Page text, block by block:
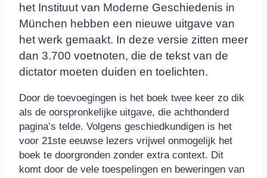
het Instituut van Moderne Geschiedenis in
München hebben een nieuwe uitgave van
het werk gemaakt. In deze versie zitten meer
dan 3.700 voetnoten, die de tekst van de
dictator moeten duiden en toelichten.
Door de toevoegingen is het boek twee keer zo dik
als de oorspronkelijke uitgave, die achthonderd
pagina’s telde. Volgens geschiedkundigen is het
voor 21ste eeuwse lezers vrijwel onmogelijk het
boek te doorgronden zonder extra context. Dit
komt door de vele toespelingen en beweringen van